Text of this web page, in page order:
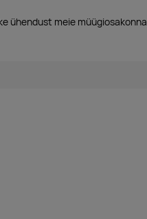
ühendust meie